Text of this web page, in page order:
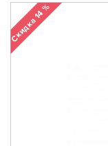
Скидка 14 %